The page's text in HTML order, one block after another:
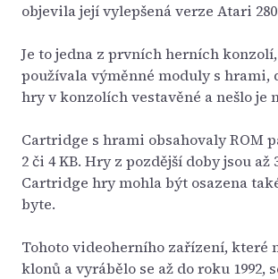
objevila její vylepšená verze Atari
Je to jedna z prvních herních
používala výměnné moduly s hrami,
hry v konzolích vestavěné a nešlo je
Cartridge s hrami obsahovaly ROM
2 či 4 KB. Hry z pozdější doby jsou až
Cartridge hry mohla být osazena
byte.
Tohoto videoherního zařízení, které
klonů a vyrábělo se až do roku 1992,